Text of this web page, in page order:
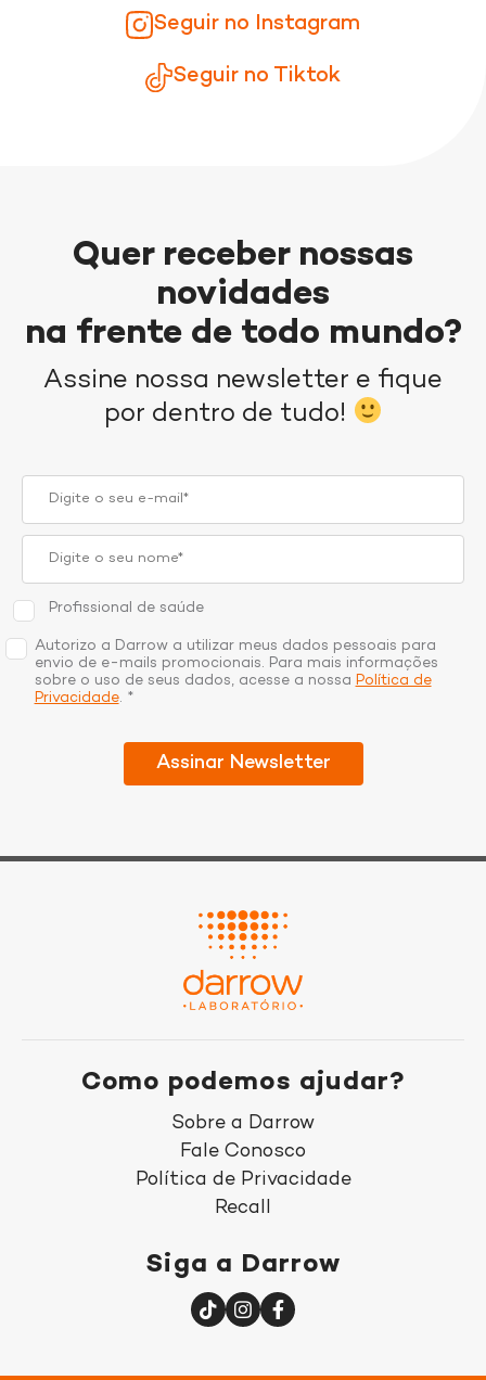
Seguir no Instagram
Seguir no Tiktok
Quer receber nossas
novidades
na frente de todo mundo?
Assine nossa newsletter e fique
por dentro de tudo!
Profissional de saúde
Autorizo a Darrow a utilizar meus dados pessoais para
envio de e-mails promocionais. Para mais informações
sobre o uso de seus dados, acesse a nossa Política de
Privacidade. *
Como podemos ajudar?
Sobre a Darrow
Fale Conosco
Política de Privacidade
Recall
Siga a Darrow